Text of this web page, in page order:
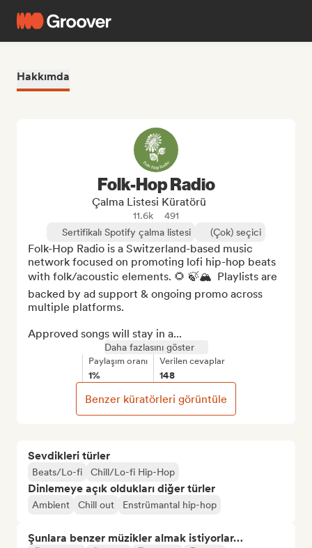
Hakkımda
Sevdikleri türler
Beats/Lo-fi Chill/Lo-fi Hip-Hop
Dinlemeye açık oldukları diğer türler
Ambient Chill out Enstrümantal hip-hop
Şunlara benzer müzikler almak istiyorlar…
Folk-Hop Radio
Çalma Listesi Küratörü
11.6k
491
Sertifikalı Spotify çalma listesi
(Çok) seçici
Folk-Hop Radio is a Switzerland-based music
network focused on promoting lofi hip-hop beats
with folk/acoustic elements. 🌻 🍃🏔️  Playlists are
backed by ad support & ongoing promo across
multiple platforms.
Approved songs will stay in a...
Daha fazlasını göster
Paylaşım oranı
1%
Verilen cevaplar
148
Benzer küratörleri görüntüle